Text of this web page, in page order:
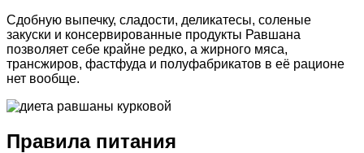
Сдобную выпечку, сладости, деликатесы, соленые
закуски и консервированные продукты Равшана
позволяет себе крайне редко, а жирного мяса,
трансжиров, фастфуда и полуфабрикатов в её рационе
нет вообще.
Правила питания